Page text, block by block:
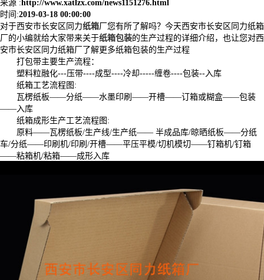
来源 :http://www.xatlzx.com/news1151276.html
时间:2019-03-18 00:00:00
对于西安市长安区同力纸箱厂您有所了解吗？今天西安市长安区同力纸箱
厂的小编就给大家带来关于纸箱包装的生产过程的详细介绍，也让您对西
安市长安区同力纸箱厂了解更多纸箱包装的生产过程
打包带主要生产流程：
塑料粒融化---压带----成型----冷却-----缠卷----包装--入库
纸箱工艺流程图:
瓦楞纸板——分纸——水墨印刷——开槽——订箱或糊盒——包装
——入库
纸箱成形生产工艺流程图:
原料——瓦楞纸板/生产线/生产纸—— 半成品库/晾晒纸板——分纸
车/分纸——印刷机/印刷/开槽——平压平模/切机模切——钉箱机/钉箱
——粘箱机/粘箱——成形入库